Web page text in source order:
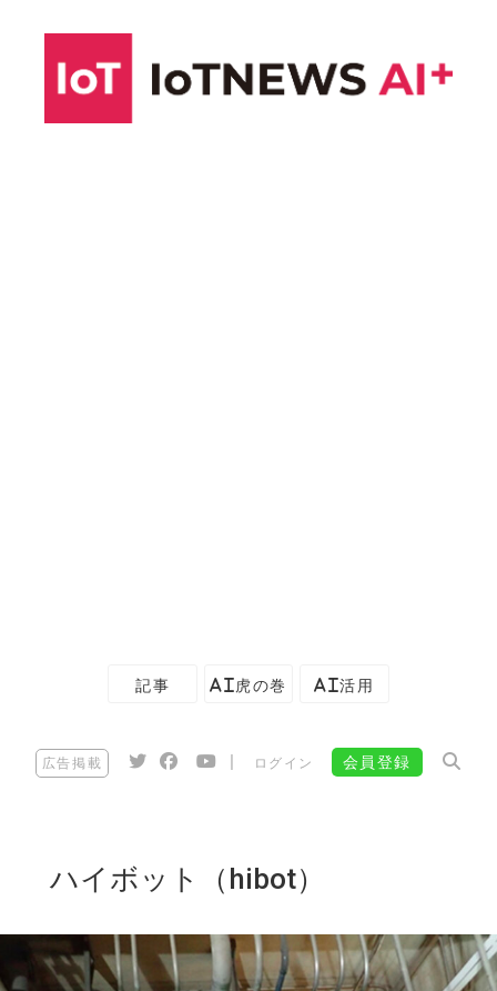
記事 AI虎の巻 AI活用
広告掲載 ログイン 会員登録
ハイボット（hibot）